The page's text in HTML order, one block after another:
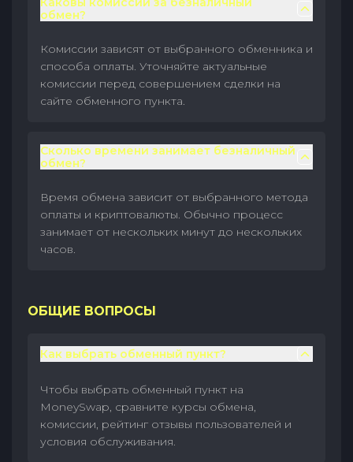
обмен?
Комиссии зависят от выбранного обменника и
способа оплаты. Уточняйте актуальные
комиссии перед совершением сделки на
сайте обменного пункта.
Сколько времени занимает безналичный
обмен?
Время обмена зависит от выбранного метода
оплаты и криптовалюты. Обычно процесс
занимает от нескольких минут до нескольких
часов.
ОБЩИЕ ВОПРОСЫ
Как выбрать обменный пункт?
Чтобы выбрать обменный пункт на
MoneySwap, сравните курсы обмена,
комиссии, рейтинг отзывы пользователей и
условия обслуживания.